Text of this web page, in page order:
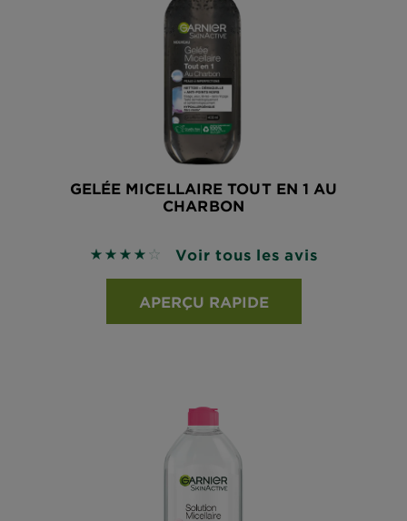
GELÉE MICELLAIRE TOUT EN 1 AU
CHARBON
4 sur 5 étoiles basé sur les avis
Voir tous les avis
APERÇU RAPIDE